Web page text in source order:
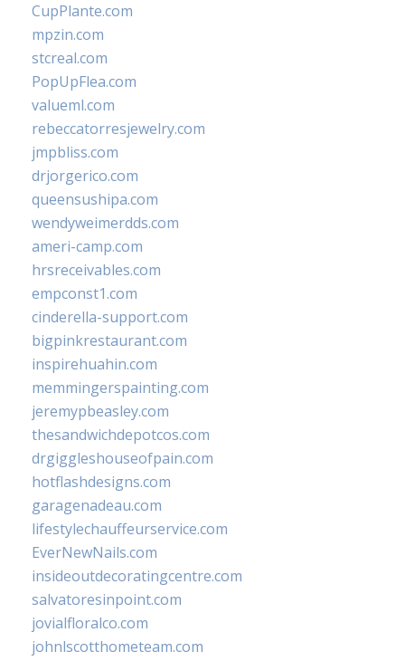
CupPlante.com
mpzin.com
stcreal.com
PopUpFlea.com
valueml.com
rebeccatorresjewelry.com
jmpbliss.com
drjorgerico.com
queensushipa.com
wendyweimerdds.com
ameri-camp.com
hrsreceivables.com
empconst1.com
cinderella-support.com
bigpinkrestaurant.com
inspirehuahin.com
memmingerspainting.com
jeremypbeasley.com
thesandwichdepotcos.com
drgiggleshouseofpain.com
hotflashdesigns.com
garagenadeau.com
lifestylechauffeurservice.com
EverNewNails.com
insideoutdecoratingcentre.com
salvatoresinpoint.com
jovialfloralco.com
johnlscotthometeam.com